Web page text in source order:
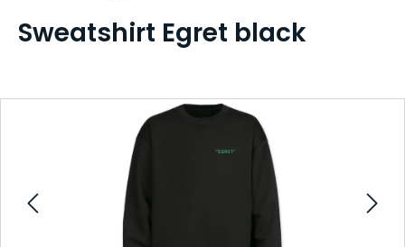
Sweatshirt Egret black
Bildergalerie überspringen